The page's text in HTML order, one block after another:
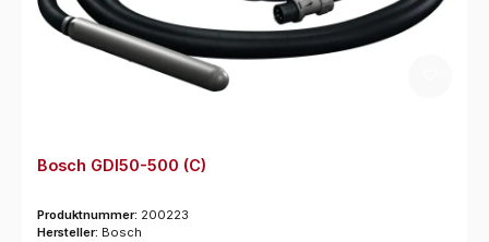
Bosch GDI50-500 (C)
Produktnummer: 200223
Hersteller: Bosch